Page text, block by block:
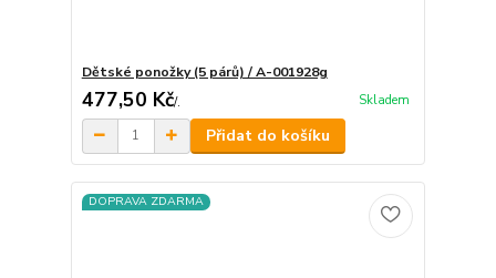
Dětské ponožky (5 párů) / A-001928g
477,50 Kč/. Skladem
Přidat do košíku
DOPRAVA ZDARMA